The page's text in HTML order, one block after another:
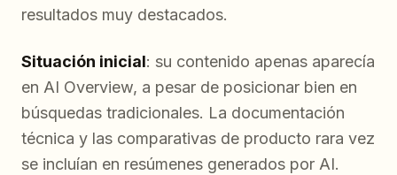
resultados muy destacados.
Situación inicial: su contenido apenas aparecía
en AI Overview, a pesar de posicionar bien en
búsquedas tradicionales. La documentación
técnica y las comparativas de producto rara vez
se incluían en resúmenes generados por AI.